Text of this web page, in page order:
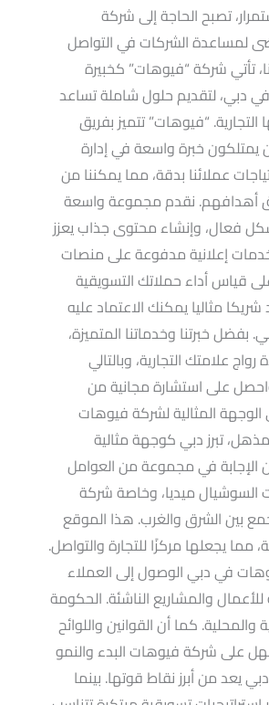
تصبح الحاجة إلى شركة
لمساعدة الشركات في التواصل
تأتي شركة “فيوهات” كخبيرة
دبي، لتقديم حلول شاملة تساعد
“فيوهات” تتميز بفريق
خبرة واسعة في إدارة
عملائنا بدقة، مما يمكننا من
أهدافهم. نقدم مجموعة واسعة
فعال، وإنشاء محتوى جذاب يعزز
إعلانية مدفوعة على منصات
قياس أداء حملاتك التسويقية
مثاليا يمكنك الاعتماد عليه
بفضل خبرتنا وخدماتنا المتميزة،
علامتك التجارية، وبالتالي
على استشارة مجانية من
الوجهة المثالية لشركة فيوهات
تبرز دبي كوجهة مثالية
الإجابة في مجموعة من العوامل
السوشيال ميديا، وخاصة شركة
بين الشرق والغرب. هذا الموقع
مما يجعلها مركزًا للتجارة والتواصل.
في دبي الوصول إلى العملاء
والمشاريع الناشئة. الحكومة
كما أن القوانين واللوائح
على شركة فيوهات البدء والنمو
يعد من أبرز نقاط قوتها. بينما